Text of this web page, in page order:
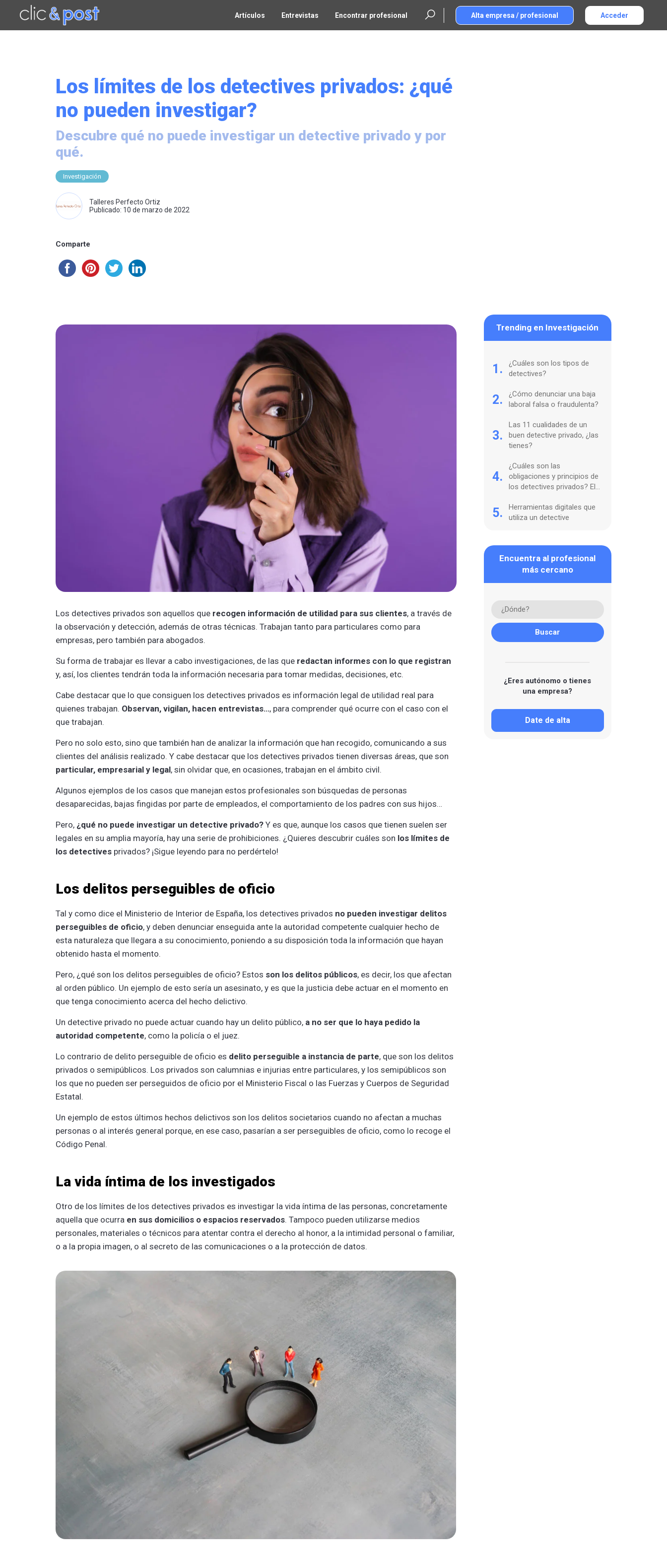
Artículos Entrevistas Encontrar profesional Alta empresa / profesional Acceder
Los límites de los detectives privados: ¿qué
no pueden investigar?
Descubre qué no puede investigar un detective privado y por
qué.
Investigación
Talleres Perfecto Ortiz
Publicado: 10 de marzo de 2022
Comparte
Los detectives privados son aquellos que recogen información de utilidad para sus clientes, a través de
la observación y detección, además de otras técnicas. Trabajan tanto para particulares como para
empresas, pero también para abogados.
Su forma de trabajar es llevar a cabo investigaciones, de las que redactan informes con lo que registran
y, así, los clientes tendrán toda la información necesaria para tomar medidas, decisiones, etc.
Cabe destacar que lo que consiguen los detectives privados es información legal de utilidad real para
quienes trabajan. Observan, vigilan, hacen entrevistas…, para comprender qué ocurre con el caso con el
que trabajan.
Pero no solo esto, sino que también han de analizar la información que han recogido, comunicando a sus
clientes del análisis realizado. Y cabe destacar que los detectives privados tienen diversas áreas, que son
particular, empresarial y legal, sin olvidar que, en ocasiones, trabajan en el ámbito civil.
Algunos ejemplos de los casos que manejan estos profesionales son búsquedas de personas
desaparecidas, bajas fingidas por parte de empleados, el comportamiento de los padres con sus hijos…
Pero, ¿qué no puede investigar un detective privado? Y es que, aunque los casos que tienen suelen ser
legales en su amplia mayoría, hay una serie de prohibiciones. ¿Quieres descubrir cuáles son los límites de
los detectives privados? ¡Sigue leyendo para no perdértelo!
Los delitos perseguibles de oficio
Tal y como dice el Ministerio de Interior de España, los detectives privados no pueden investigar delitos
perseguibles de oficio, y deben denunciar enseguida ante la autoridad competente cualquier hecho de
esta naturaleza que llegara a su conocimiento, poniendo a su disposición toda la información que hayan
obtenido hasta el momento.
Pero, ¿qué son los delitos perseguibles de oficio? Estos son los delitos públicos, es decir, los que afectan
al orden público. Un ejemplo de esto sería un asesinato, y es que la justicia debe actuar en el momento en
que tenga conocimiento acerca del hecho delictivo.
Un detective privado no puede actuar cuando hay un delito público, a no ser que lo haya pedido la
autoridad competente, como la policía o el juez.
Lo contrario de delito perseguible de oficio es delito perseguible a instancia de parte, que son los delitos
privados o semipúblicos. Los privados son calumnias e injurias entre particulares, y los semipúblicos son
los que no pueden ser perseguidos de oficio por el Ministerio Fiscal o las Fuerzas y Cuerpos de Seguridad
Estatal.
Un ejemplo de estos últimos hechos delictivos son los delitos societarios cuando no afectan a muchas
personas o al interés general porque, en ese caso, pasarían a ser perseguibles de oficio, como lo recoge el
Código Penal.
La vida íntima de los investigados
Otro de los límites de los detectives privados es investigar la vida íntima de las personas, concretamente
aquella que ocurra en sus domicilios o espacios reservados. Tampoco pueden utilizarse medios
personales, materiales o técnicos para atentar contra el derecho al honor, a la intimidad personal o familiar,
o a la propia imagen, o al secreto de las comunicaciones o a la protección de datos.
Trending en Investigación
1.
¿Cuáles son los tipos de
detectives?
2.
¿Cómo denunciar una baja
laboral falsa o fraudulenta?
3.
Las 11 cualidades de un
buen detective privado, ¿las
tienes?
4.
¿Cuáles son las
obligaciones y principios de
los detectives privados? El
5.
Herramientas digitales que
utiliza un detective
Encuentra al profesional
más cercano
¿Eres autónomo o tienes
una empresa?
Date de alta